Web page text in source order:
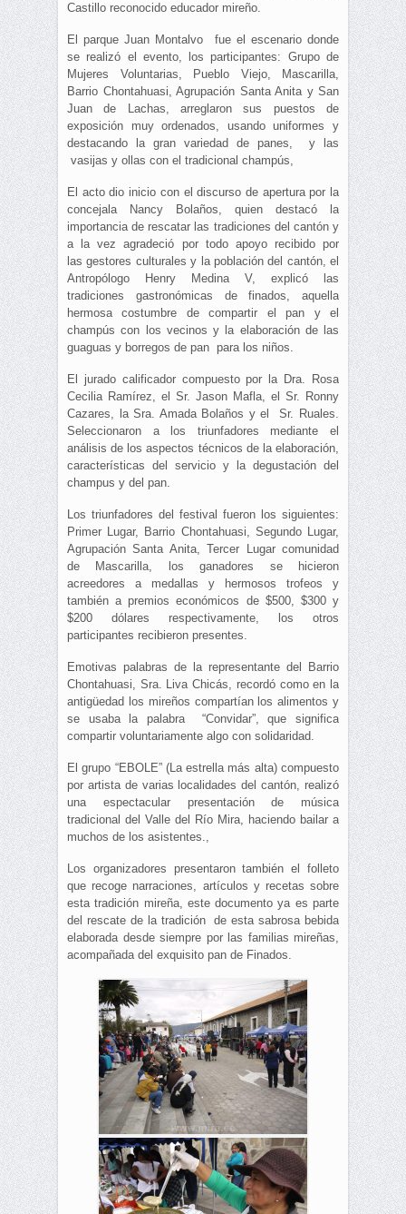
Castillo reconocido educador mireño.
El parque Juan Montalvo fue el escenario donde
se realizó el evento, los participantes: Grupo de
Mujeres Voluntarias, Pueblo Viejo, Mascarilla,
Barrio Chontahuasi, Agrupación Santa Anita y San
Juan de Lachas, arreglaron sus puestos de
exposición muy ordenados, usando uniformes y
destacando la gran variedad de panes, y las
vasijas y ollas con el tradicional champús,
El acto dio inicio con el discurso de apertura por la
concejala Nancy Bolaños, quien destacó la
importancia de rescatar las tradiciones del cantón y
a la vez agradeció por todo apoyo recibido por
las gestores culturales y la población del cantón, el
Antropólogo Henry Medina V, explicó las
tradiciones gastronómicas de finados, aquella
hermosa costumbre de compartir el pan y el
champús con los vecinos y la elaboración de las
guaguas y borregos de pan para los niños.
El jurado calificador compuesto por la Dra. Rosa
Cecilia Ramírez, el Sr. Jason Mafla, el Sr. Ronny
Cazares, la Sra. Amada Bolaños y el Sr. Ruales.
Seleccionaron a los triunfadores mediante el
análisis de los aspectos técnicos de la elaboración,
características del servicio y la degustación del
champus y del pan.
Los triunfadores del festival fueron los siguientes:
Primer Lugar, Barrio Chontahuasi, Segundo Lugar,
Agrupación Santa Anita, Tercer Lugar comunidad
de Mascarilla, los ganadores se hicieron
acreedores a medallas y hermosos trofeos y
también a premios económicos de $500, $300 y
$200 dólares respectivamente, los otros
participantes recibieron presentes.
Emotivas palabras de la representante del Barrio
Chontahuasi, Sra. Liva Chicás, recordó como en la
antigüedad los mireños compartían los alimentos y
se usaba la palabra “Convidar”, que significa
compartir voluntariamente algo con solidaridad.
El grupo “EBOLE” (La estrella más alta) compuesto
por artista de varias localidades del cantón, realizó
una espectacular presentación de música
tradicional del Valle del Río Mira, haciendo bailar a
muchos de los asistentes.,
Los organizadores presentaron también el folleto
que recoge narraciones, artículos y recetas sobre
esta tradición mireña, este documento ya es parte
del rescate de la tradición de esta sabrosa bebida
elaborada desde siempre por las familias mireñas,
acompañada del exquisito pan de Finados.